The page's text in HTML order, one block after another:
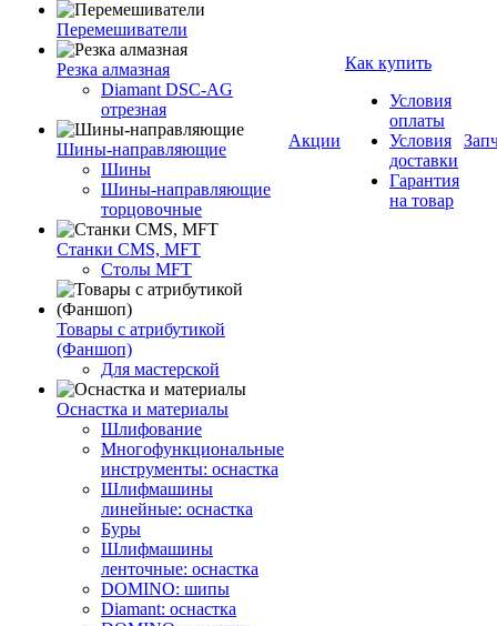
Перемешиватели
Резка алмазная
Diamant DSC-AG
отрезная
Шины-направляющие
Шины
Шины-направляющие
торцовочные
Станки CMS, MFT
Столы MFT
Товары с атрибутикой
(Фаншоп)
Для мастерской
Оснастка и материалы
Шлифование
Многофункциональные
инструменты: оснастка
Шлифмашины
линейные: оснастка
Буры
Шлифмашины
ленточные: оснастка
DOMINO: шипы
Diamant: оснастка
Акции
Как купить
Условия
оплаты
Условия
доставки
Гарантия
на товар